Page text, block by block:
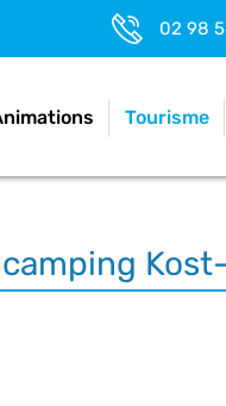
02 98
Tourisme